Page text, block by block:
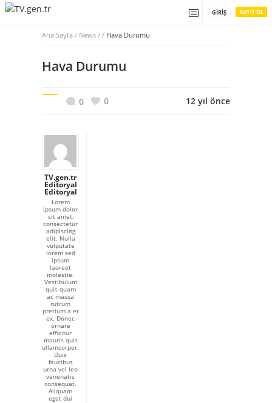
KAYIT OL
GIRIŞ
Ana Sayfa / News / / Hava Durumu
Hava Durumu
0 0 12 yıl önce
TV.gen.tr
Editoryal
Editoryal
Lorem
ipsum dolor
sit amet,
consectetur
adipiscing
elit. Nulla
vulputate
lorem sed
ipsum
laoreet
molestie.
Vestibulum
quis quam
ac massa
rutrum
pretium a et
ex. Donec
ornare
efficitur
mauris quis
ullamcorper.
Duis
faucibus
urna vel leo
venenatis
consequat.
Aliquam
eget dui